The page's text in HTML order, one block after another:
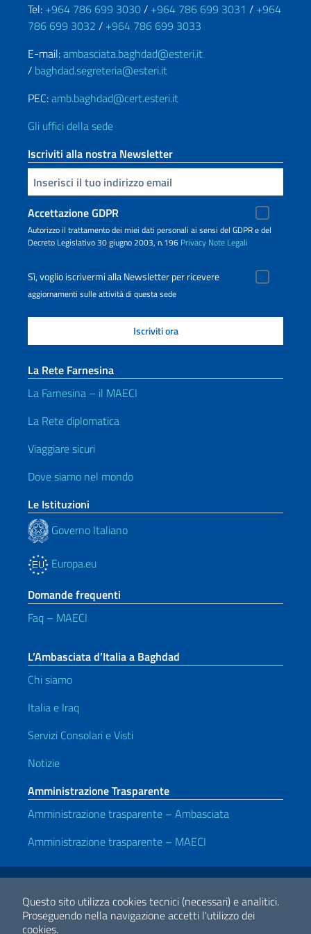
Questo sito utilizza cookies tecnici (necessari) e analitici.
Proseguendo nella navigazione accetti l'utilizzo dei
cookies.
Tel: +964 786 699 3030/ +964 786 699 3031 / +964
786 699 3032 / +964 786 699 3033
E-mail:ambasciata.baghdad@esteri.it
/ baghdad.segreteria@esteri.it
PEC:amb.baghdad@cert.esteri.it
Gli uffici della sede
Iscriviti alla nostra Newsletter
Inserisci la tua email
Accettazione GDPR
Autorizzo il trattamento dei miei dati personali ai sensi del GDPR e del
Decreto Legislativo 30 giugno 2003, n.196 Privacy Note Legali
Sì, voglio iscrivermi alla Newsletter per ricevere
aggiornamenti sulle attività di questa sede
La Rete Farnesina
La Farnesina – il MAECI
La Rete diplomatica
Viaggiare sicuri
Dove siamo nel mondo
Le Istituzioni
Governo Italiano
Europa.eu
Domande frequenti
Faq – MAECI
L’Ambasciata d’Italia a Baghdad
Chi siamo
Italia e Iraq
Servizi Consolari e Visti
Notizie
Amministrazione Trasparente
Amministrazione trasparente – Ambasciata
Amministrazione trasparente – MAECI
Link Utili